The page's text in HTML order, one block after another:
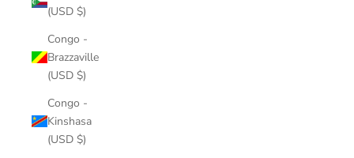
(USD $)
Congo -
Brazzaville
(USD $)
Congo -
Kinshasa
(USD $)